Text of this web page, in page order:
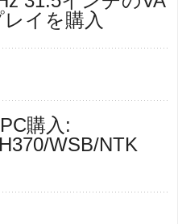
イを購入
購入:
WSB/NTK